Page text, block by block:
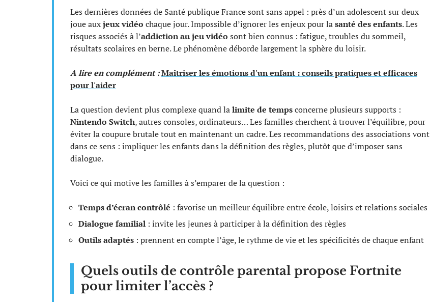
Les dernières données de Santé publique France sont sans appel : près d’un adolescent sur deux
joue auxjeux vidéo chaque jour. Impossible d’ignorer les enjeux pour lasanté des enfants. Les
risques associés à l’addiction au jeu vidéo sont bien connus : fatigue, troubles du sommeil,
résultats scolaires en berne. Le phénomène déborde largement la sphère du loisir.
A lire en complément :Maîtriser les émotions d'un enfant : conseils pratiques et efficaces
pour l'aider
La question devient plus complexe quand lalimite de tempsconcerne plusieurs supports :
Nintendo Switch, autres consoles, ordinateurs… Les familles cherchent à trouver l’équilibre, pour
éviter la coupure brutale tout en maintenant un cadre. Les recommandations des associations vont
dans ce sens : impliquer les enfants dans la définition des règles, plutôt que d’imposer sans
dialogue.
Voici ce qui motive les familles à s’emparer de la question :
Temps d’écran contrôlé : favorise un meilleur équilibre entre école, loisirs et relations sociales
Dialogue familial : invite les jeunes à participer à la définition des règles
Outils adaptés : prennent en compte l’âge, le rythme de vie et les spécificités de chaque enfant
Quels outils de contrôle parental propose Fortnite
pour limiter l’accès ?